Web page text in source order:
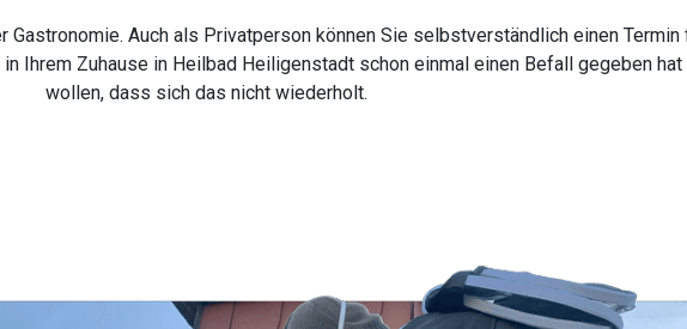
Auch als Privatperson können Sie selbstverständlich einen
Ihrem Zuhause in Heilbad Heiligenstadt schon einmal einen Befall gegeben
wollen, dass sich das nicht wiederholt.